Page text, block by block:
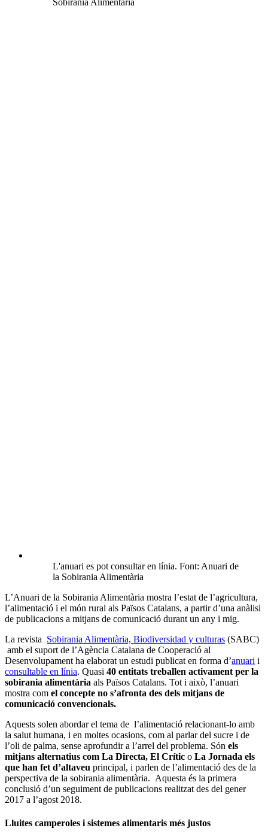
L'anuari es pot consultar en línia. Font: Anuari de
la Sobirania Alimentària
L’Anuari de la Sobirania Alimentària mostra l’estat de l’agricultura,
l’alimentació i el món rural als Països Catalans, a partir d’una anàlisi
de publicacions a mitjans de comunicació durant un any i mig.
La revista Sobirania Alimentària, Biodiversidad y culturas (SABC)
amb el suport de l’Agència Catalana de Cooperació al
Desenvolupament ha elaborat un estudi publicat en forma d’anuari i
consultable en línia. Quasi 40 entitats treballen activament per la
sobirania alimentària als Països Catalans. Tot i això, l’anuari
mostra com el concepte no s’afronta des dels mitjans de
comunicació convencionals.
Aquests solen abordar el tema de l’alimentació relacionant-lo amb
la salut humana, i en moltes ocasions, com al parlar del sucre i de
l’oli de palma, sense aprofundir a l’arrel del problema. Són els
mitjans alternatius com La Directa, El Crític o La Jornada els
que han fet d’altaveu principal, i parlen de l’alimentació des de la
perspectiva de la sobirania alimentària. Aquesta és la primera
conclusió d’un seguiment de publicacions realitzat des del gener
2017 a l’agost 2018.
Lluites camperoles i sistemes alimentaris més justos